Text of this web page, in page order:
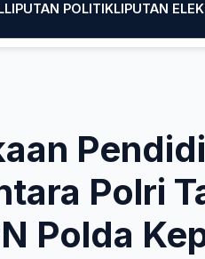
LIPUTAN POLITIKLIPUTAN
Polri
Polda